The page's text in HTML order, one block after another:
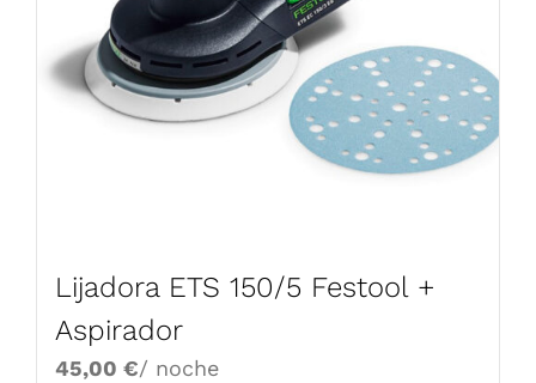
Lijadora ETS 150/5 Festool +
Aspirador
45,00 €/ noche